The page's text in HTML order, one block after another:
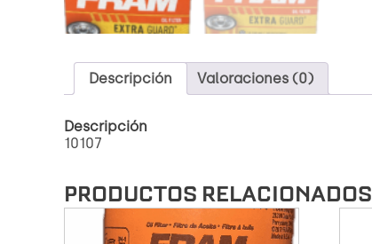
Descripción Valoraciones (0)
Descripción
10107
PRODUCTOS RELACIONADOS